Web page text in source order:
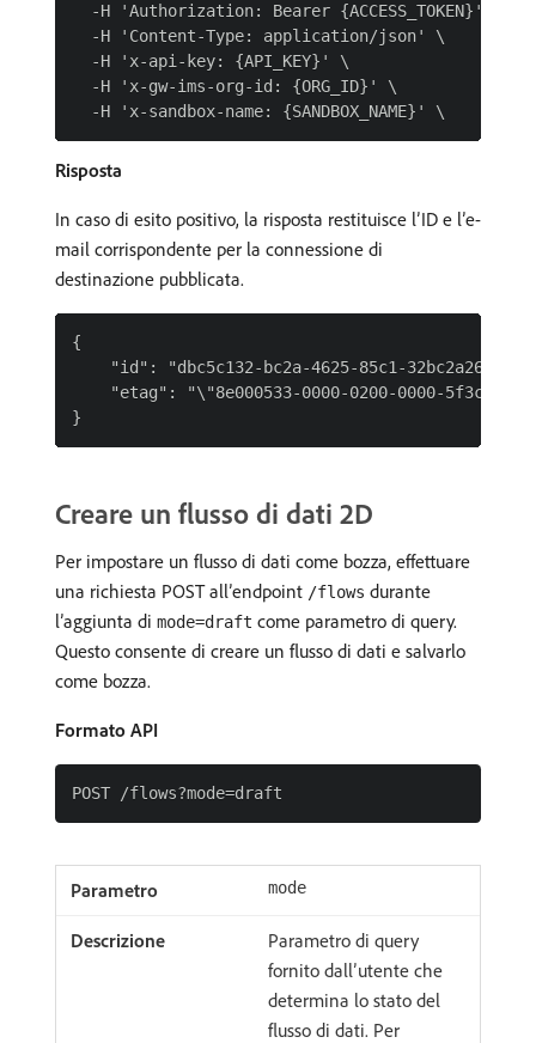
  -H 'Authorization: Bearer {ACCESS_TOKEN}' \
  -H 'Content-Type: application/json' \
  -H 'x-api-key: {API_KEY}' \
  -H 'x-gw-ims-org-id: {ORG_ID}' \
Risposta
In caso di esito positivo, la risposta restituisce l’ID e l’e-
mail corrispondente per la connessione di
destinazione pubblicata.
{
"id": "dbc5c132-bc2a-4625-85c1-
"etag": "\"8e000533-0000-0200-0000-
Creare un flusso di dati 2D
Per impostare un flusso di dati come bozza, effettuare
una richiesta POST all’endpoint /flows durante
l’aggiunta di mode=draft come parametro di query.
Questo consente di creare un flusso di dati e salvarlo
come bozza.
Formato API
mode
Parametro di query
fornito dall’utente che
determina lo stato del
flusso di dati. Per